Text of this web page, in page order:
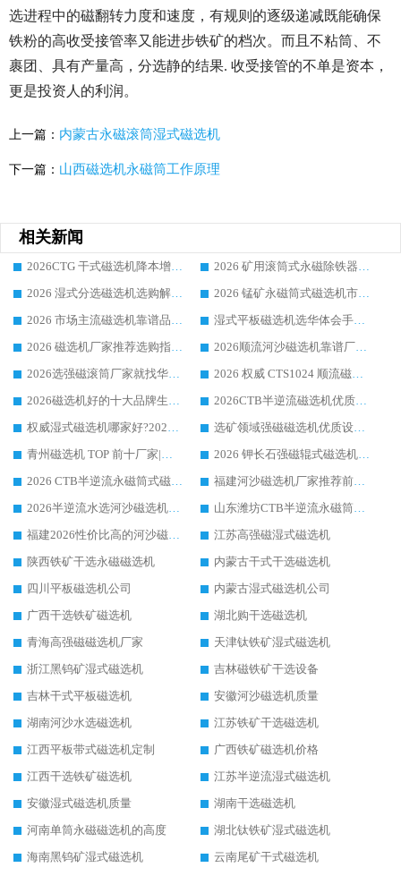
选进程中的磁翻转力度和速度，有规则的逐级递减既能确保
铁粉的高收受接管率又能进步铁矿的档次。而且不粘筒、不
裹团、具有产量高，分选静的结果. 收受接管的不单是资本，
更是投资人的利润。
上一篇： 内蒙古永磁滚筒湿式磁选机
下一篇： 山西磁选机永磁筒工作原理
相关新闻
2026CTG 干式磁选机降本增效选购指南 选矿行业口碑稳定专业生产强者盘点
2026 矿用滚筒式永磁除铁器厂家榜单 行业实力派源头厂商选购干货指南
2026 湿式分选磁选机选购解析，华体会手机网页版-华体会(中国) 设备综合实力详解
2026 锰矿永磁筒式磁选机市场主流客户推荐生产厂家口碑精选
2026 市场主流磁选机靠谱品牌推荐 案例厂家华体会手机网页版-华体会(中国) 大众倾心之选
湿式平板磁选机选华体会手机网页版-华体会(中国) _2026靠谱厂家收获各地客户良好评价
2026 磁选机厂家推荐选购指南，实地走访参考华体会手机网页版-华体会(中国) 合作口碑表现
2026顺流河沙磁选机靠谱厂家推荐 华体会手机网页版-华体会(中国) 实力口碑精选
2026选强磁滚筒厂家就找华体会手机网页版-华体会(中国) _口碑过硬用料扎实_性价比优势突出
2026 权威 CTS1024 顺流磁选机精选生产厂家优质设备推荐
2026磁选机好的十大品牌生产厂家排名|华体会手机网页版-华体会(中国) 凭实力入磅
2026CTB半逆流磁选机优质厂家推荐：华体会手机网页版-华体会(中国) ，行业标杆生产厂家
权威湿式磁选机哪家好?2026 实测榜单出炉，潍坊华体会手机网页版-华体会(中国) 大厂实力领跑
选矿领域强磁磁选机优质设备推荐榜 TOP1：潍坊华体会手机网页版-华体会(中国) 凭实力出圈
青州磁选机 TOP 前十厂家|靠谱品牌怎么选?潍坊华体会手机网页版-华体会(中国) 实力出圈
2026 钾长石强磁辊式磁选机靠谱厂家 TOP 榜：潍坊华体会手机网页版-华体会(中国) 凭硬核实力领跑行业
2026 CTB半逆流永磁筒式磁选机厂家如何选择，选华体会手机网页版-华体会(中国) 原因，硬核实测不踩坑指南
福建河沙磁选机厂家推荐前三，华体会手机网页版-华体会(中国) 磁选机解锁资源利用新路径
2026半逆流水选河沙磁选机生产厂家：解锁河沙分选高效新路径
山东潍坊CTB半逆流永磁筒式河沙磁选机生产厂家如何高效除铁提纯
福建2026性价比高的河沙磁选机生产厂家工作原理(通俗 + 专业双版，适配产品文案/介绍使用)
江苏高强磁湿式磁选机
陕西铁矿干选永磁磁选机
内蒙古干式干选磁选机
四川平板磁选机公司
内蒙古湿式磁选机公司
广西干选铁矿磁选机
湖北购干选磁选机
青海高强磁磁选机厂家
天津钛铁矿湿式磁选机
浙江黑钨矿湿式磁选机
吉林磁铁矿干选设备
吉林干式平板磁选机
安徽河沙磁选机质量
湖南河沙水选磁选机
江苏铁矿干选磁选机
江西平板带式磁选机定制
广西铁矿磁选机价格
江西干选铁矿磁选机
江苏半逆流湿式磁选机
安徽湿式磁选机质量
湖南干选磁选机
河南单筒永磁磁选机的高度
湖北钛铁矿湿式磁选机
海南黑钨矿湿式磁选机
云南尾矿干式磁选机